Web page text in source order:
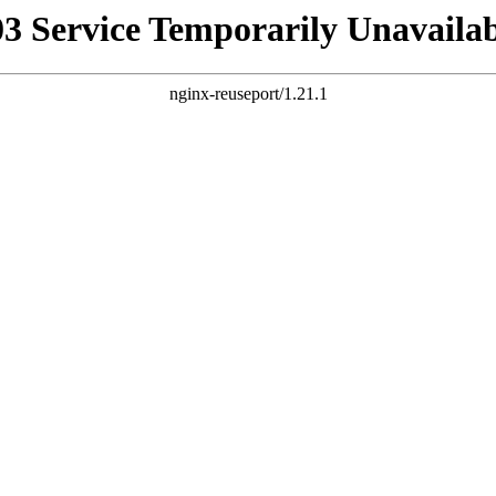
Service Temporarily
nginx-reuseport/1.21.1